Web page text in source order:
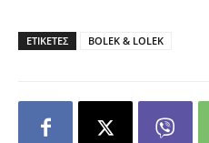
ΕΤΙΚΕΤΕΣ BOLEK & LOLEK